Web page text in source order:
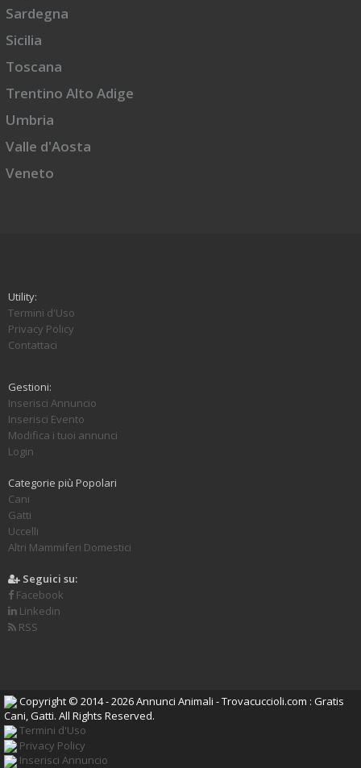
Sardegna
Sicilia
Toscana
Trentino Alto Adige
Umbria
Valle d'Aosta
Veneto
Utility:
Termini d'Uso
Privacy Policy
Contattaci
Gestioni:
Inserisci Annuncio
Inserisci Evento
Modifica i tuoi annunci
Login
Categorie più Popolari
Cani
Gatti
Uccelli
Altri Mammiferi Domestici
Seguici su:
Facebook
Linkedin
RSS
Copyright © 2014 - 2026 Annunci Animali - Trovacuccioli.com : Gratis
Cani, Gatti. All Rights Reserved.
Termini d'Uso
Privacy Policy
Inserisci Annuncio